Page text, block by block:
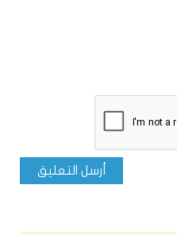
أرسل التعليق